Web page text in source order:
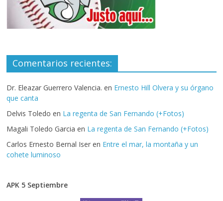
Comentarios recientes:
Dr. Eleazar Guerrero Valencia. en Ernesto Hill Olvera y su órgano
que canta
Delvis Toledo en La regenta de San Fernando (+Fotos)
Magali Toledo Garcia en La regenta de San Fernando (+Fotos)
Carlos Ernesto Bernal Iser en Entre el mar, la montaña y un
cohete luminoso
APK 5 Septiembre